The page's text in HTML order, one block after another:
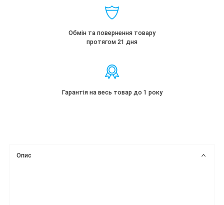
Обмін та повернення товару
протягом 21 дня
Гарантія на весь товар до 1 року
Опис